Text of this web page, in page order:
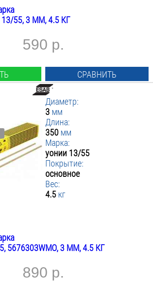
55, 3 ММ, 4.5 КГ
590 р.
СРАВНИТЬ
Диаметр:
3 мм
Длина:
350 мм
Марка:
уонии 13/55
Покрытие:
основное
Вес:
4.5 кг
5676303WMO, 3 ММ, 4.5 КГ
890 р.